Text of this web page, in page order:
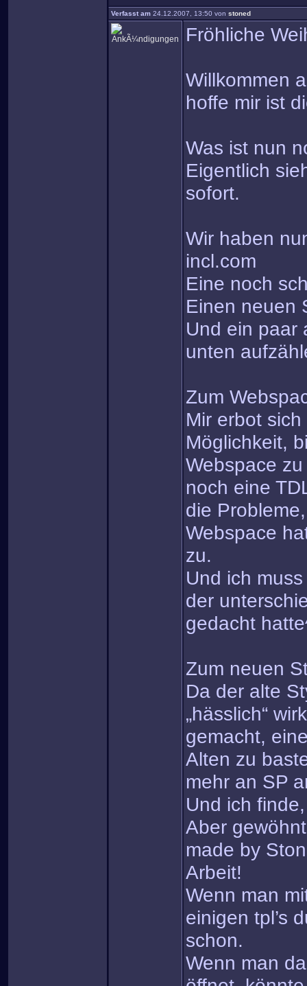
Verfasst am 24.12.2007, 13:50 von stoned
Fröhliche
Willkommen
hoffe mir ist
Was ist nun
Eigentlich
sofort.
Wir haben
incl.com
Eine noch
Einen neuen
Und ein paar
unten
Zum
Mir erbot
Möglichkeit,
Webspace
noch eine
die
Webspace
zu.
Und ich
der
gedacht
Zum neuen
Da der alte
„hässlich“
gemacht,
Alten zu
mehr an SP
Und ich
Aber
made by
Arbeit!
Wenn man
einigen tpl’s
schon.
Wenn man